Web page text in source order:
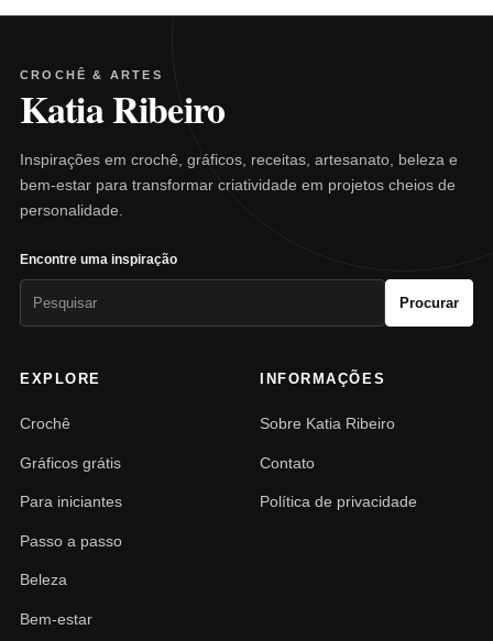
CROCHÊ & ARTES
Katia Ribeiro
Inspirações em crochê, gráficos, receitas, artesanato, beleza e
bem-estar para transformar criatividade em projetos cheios de
personalidade.
Encontre uma inspiração
Procurar
EXPLORE
Crochê
Gráficos grátis
Para iniciantes
Passo a passo
Beleza
Bem-estar
INFORMAÇÕES
Sobre Katia Ribeiro
Contato
Política de privacidade